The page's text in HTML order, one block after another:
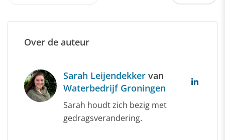
Over de auteur
Sarah Leijendekker van
Waterbedrijf Groningen
Sarah houdt zich bezig met
gedragsverandering.